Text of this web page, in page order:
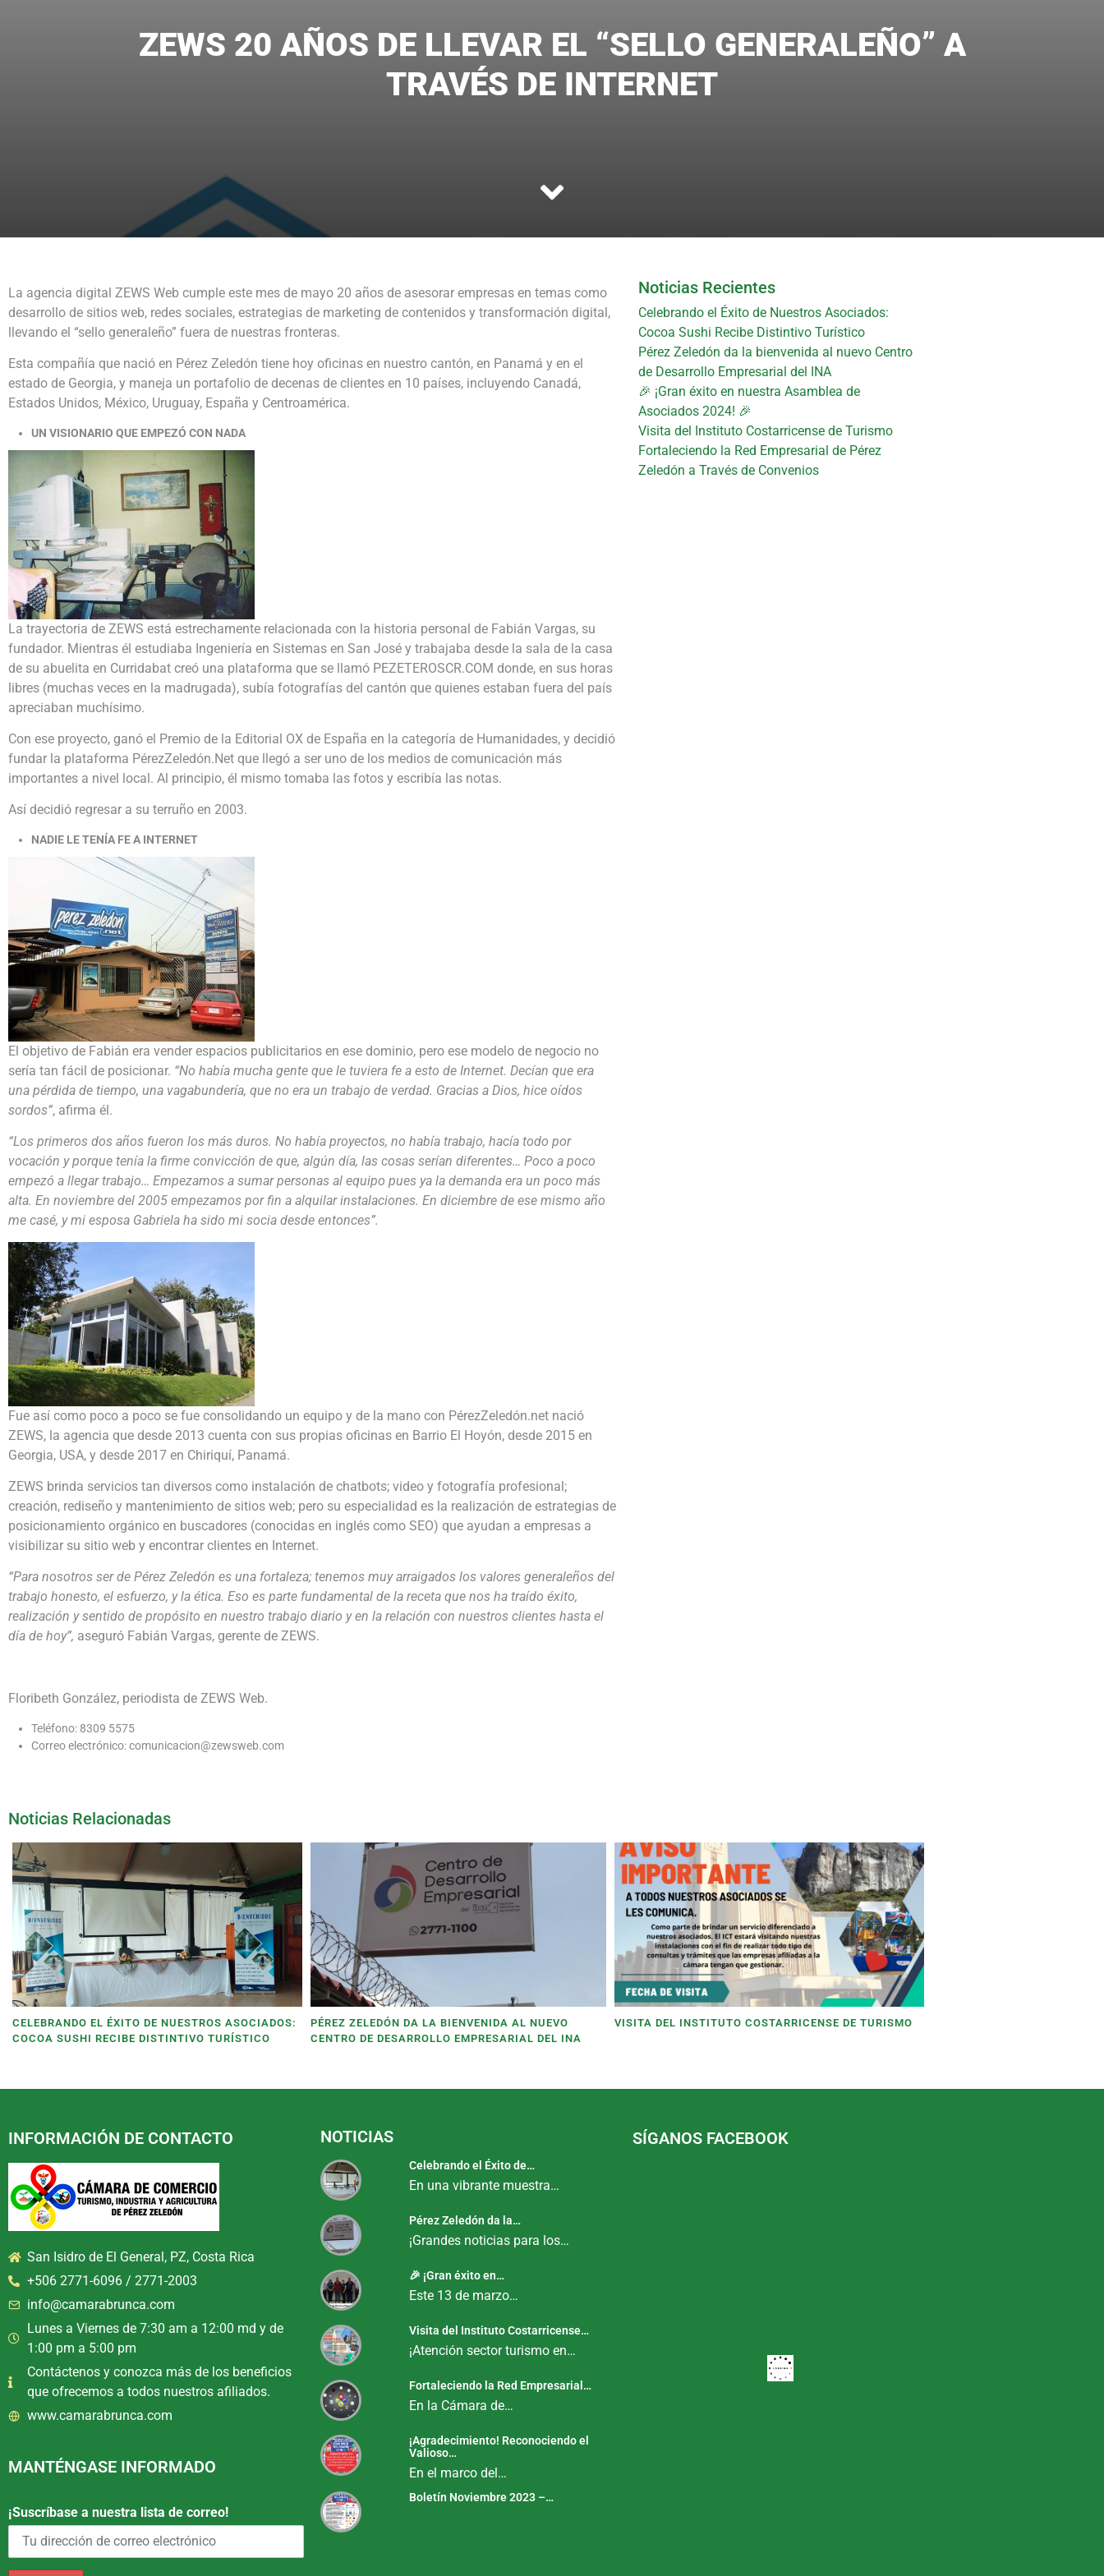
ZEWS 20 AÑOS DE LLEVAR EL “SELLO GENERALEÑO” A
TRAVÉS DE INTERNET
La agencia digital ZEWS Web cumple este mes de mayo 20 años de asesorar empresas en temas como
desarrollo de sitios web, redes sociales, estrategias de marketing de contenidos y transformación digital,
llevando el “sello generaleño” fuera de nuestras fronteras.
Esta compañía que nació en Pérez Zeledón tiene hoy oficinas en nuestro cantón, en Panamá y en el
estado de Georgia, y maneja un portafolio de decenas de clientes en 10 países, incluyendo Canadá,
Estados Unidos, México, Uruguay, España y Centroamérica.
UN VISIONARIO QUE EMPEZÓ CON NADA
La trayectoria de ZEWS está estrechamente relacionada con la historia personal de Fabián Vargas, su
fundador. Mientras él estudiaba Ingeniería en Sistemas en San José y trabajaba desde la sala de la casa
de su abuelita en Curridabat creó una plataforma que se llamó PEZETEROSCR.COM donde, en sus horas
libres (muchas veces en la madrugada), subía fotografías del cantón que quienes estaban fuera del país
apreciaban muchísimo.
Con ese proyecto, ganó el Premio de la Editorial OX de España en la categoría de Humanidades, y decidió
fundar la plataforma PérezZeledón.Net que llegó a ser uno de los medios de comunicación más
importantes a nivel local. Al principio, él mismo tomaba las fotos y escribía las notas.
Así decidió regresar a su terruño en 2003.
NADIE LE TENÍA FE A INTERNET
El objetivo de Fabián era vender espacios publicitarios en ese dominio, pero ese modelo de negocio no
sería tan fácil de posicionar. “No había mucha gente que le tuviera fe a esto de Internet. Decían que era
una pérdida de tiempo, una vagabundería, que no era un trabajo de verdad. Gracias a Dios, hice oídos
sordos”, afirma él.
“Los primeros dos años fueron los más duros. No había proyectos, no había trabajo, hacía todo por
vocación y porque tenía la firme convicción de que, algún día, las cosas serían diferentes… Poco a poco
empezó a llegar trabajo… Empezamos a sumar personas al equipo pues ya la demanda era un poco más
alta. En noviembre del 2005 empezamos por fin a alquilar instalaciones. En diciembre de ese mismo año
me casé, y mi esposa Gabriela ha sido mi socia desde entonces”.
Fue así como poco a poco se fue consolidando un equipo y de la mano con PérezZeledón.net nació
ZEWS, la agencia que desde 2013 cuenta con sus propias oficinas en Barrio El Hoyón, desde 2015 en
Georgia, USA, y desde 2017 en Chiriquí, Panamá.
ZEWS brinda servicios tan diversos como instalación de chatbots; video y fotografía profesional;
creación, rediseño y mantenimiento de sitios web; pero su especialidad es la realización de estrategias de
posicionamiento orgánico en buscadores (conocidas en inglés como SEO) que ayudan a empresas a
visibilizar su sitio web y encontrar clientes en Internet.
“Para nosotros ser de Pérez Zeledón es una fortaleza; tenemos muy arraigados los valores generaleños del
trabajo honesto, el esfuerzo, y la ética. Eso es parte fundamental de la receta que nos ha traído éxito,
realización y sentido de propósito en nuestro trabajo diario y en la relación con nuestros clientes hasta el
día de hoy”, aseguró Fabián Vargas, gerente de ZEWS.
Floribeth González, periodista de ZEWS Web.
Teléfono: 8309 5575
Correo electrónico: comunicacion@zewsweb.com
Noticias Recientes
Celebrando el Éxito de Nuestros Asociados:
Cocoa Sushi Recibe Distintivo Turístico
Pérez Zeledón da la bienvenida al nuevo Centro
de Desarrollo Empresarial del INA
🎉 ¡Gran éxito en nuestra Asamblea de
Asociados 2024! 🎉
Visita del Instituto Costarricense de Turismo
Fortaleciendo la Red Empresarial de Pérez
Zeledón a Través de Convenios
Noticias Relacionadas
CELEBRANDO EL ÉXITO DE NUESTROS ASOCIADOS:
COCOA SUSHI RECIBE DISTINTIVO TURÍSTICO
PÉREZ ZELEDÓN DA LA BIENVENIDA AL NUEVO
CENTRO DE DESARROLLO EMPRESARIAL DEL INA
VISITA DEL INSTITUTO COSTARRICENSE DE TURISMO
INFORMACIÓN DE CONTACTO
San Isidro de El General, PZ, Costa Rica
+506 2771-6096 / 2771-2003
info@camarabrunca.com
Lunes a Viernes de 7:30 am a 12:00 md y de
1:00 pm a 5:00 pm
Contáctenos y conozca más de los beneficios
que ofrecemos a todos nuestros afiliados.
www.camarabrunca.com
MANTÉNGASE INFORMADO
¡Suscríbase a nuestra lista de correo!
NOTICIAS
Celebrando el Éxito de…
En una vibrante muestra…
Pérez Zeledón da la…
¡Grandes noticias para los…
🎉 ¡Gran éxito en…
Este 13 de marzo…
Visita del Instituto Costarricense…
¡Atención sector turismo en…
Fortaleciendo la Red Empresarial…
En la Cámara de…
¡Agradecimiento! Reconociendo el
Valioso…
En el marco del…
Boletín Noviembre 2023 –…
SÍGANOS FACEBOOK